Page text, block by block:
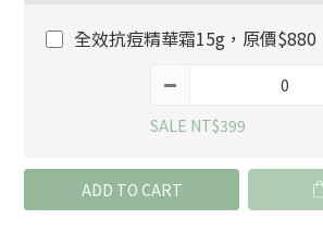
全效抗痘精華霜15g，原價$880
SALE NT$399
ADD TO CART